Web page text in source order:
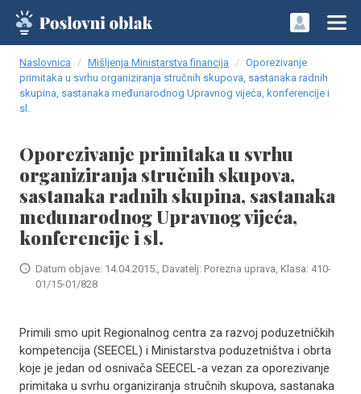
Naslovnica Mišljenja Ministarstva financija
Oporezivanje
primitaka u svrhu organiziranja stručnih skupova, sastanaka radnih
skupina, sastanaka međunarodnog Upravnog vijeća, konferencije i
sl.
Oporezivanje primitaka u svrhu
organiziranja stručnih skupova,
sastanaka radnih skupina, sastanaka
međunarodnog Upravnog vijeća,
konferencije i sl.
Datum objave: 14.04.2015., Davatelj: Porezna uprava, Klasa: 410-
01/15-01/828
Primili smo upit Regionalnog centra za razvoj poduzetničkih
kompetencija (SEECEL) i Ministarstva poduzetništva i obrta
koje je jedan od osnivača SEECEL-a vezan za oporezivanje
primitaka u svrhu organiziranja stručnih skupova, sastanaka